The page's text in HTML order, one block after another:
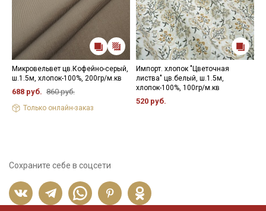
Микровельвет цв.Кофейно-серый,
ш.1.5м, хлопок-100%, 200гр/м.кв
688 руб. 860 руб.
Только онлайн-заказ
Импорт. хлопок "Цветочная
листва" цв.белый, ш.1.5м,
хлопок-100%, 100гр/м.кв
520 руб.
Сохраните себе в соцсети